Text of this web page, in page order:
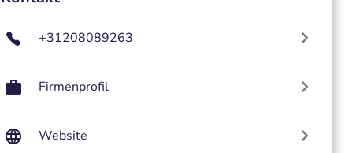
+31208089263
Firmenprofil
Website